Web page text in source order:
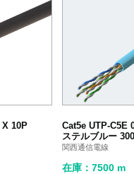
X 10P
Cat5e UTP-C5E
ステルブルー
関西通信電線
在庫：7500 m